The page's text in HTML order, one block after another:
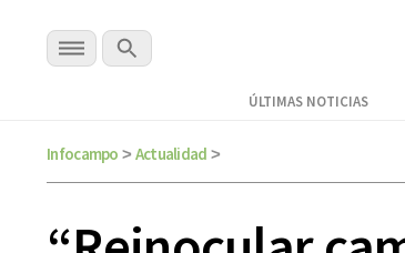
ÚLTIMAS NOTICIAS
Infocampo > Actualidad >